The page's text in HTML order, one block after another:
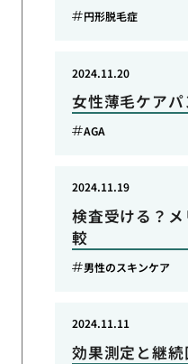
円形脱毛症
女性薄毛ケア
2024.11.20
AGA
検査受ける？
較
2024.11.19
男性のスキンケア
効果測定と継
2024.11.11